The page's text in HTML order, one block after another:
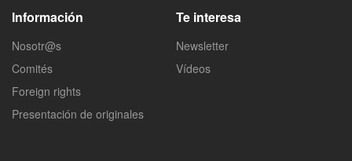
Información
Nosotr@s
Comités
Foreign rights
Presentación de originales
Te interesa
Newsletter
Vídeos